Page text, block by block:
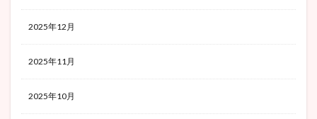
2025年12月
2025年11月
2025年10月